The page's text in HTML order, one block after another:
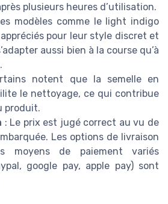
plusieurs heures d’utilisation.
modèles comme le light indigo
pour leur style discret et
aussi bien à la course qu’à
notent que la semelle en
le nettoyage, ce qui contribue
produit.
: Le prix est jugé correct au vu de
Les options de livraison
moyens de paiement variés
google pay, apple pay) sont